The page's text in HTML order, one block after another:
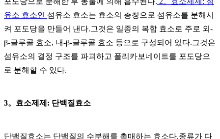
유소 효소인 섬유소 효소는 효소의 총칭으로 섬유소를 분해시
켜 포도당을 만들어 낸다.그것은 일종의 복합 효소로 주로 외-
β-글루콜 효소, 내-β-글루콜 효소 등으로 구성되어 있다.그것은
섬유소의 결정 구조를 파괴하고 폴리카보네이트를 포도당으
로 분해할 수 있다.
3。효소제제: 단백질효소
단백질효소는 단백질의 수분해를 촉매하는 효소다.종류가 다